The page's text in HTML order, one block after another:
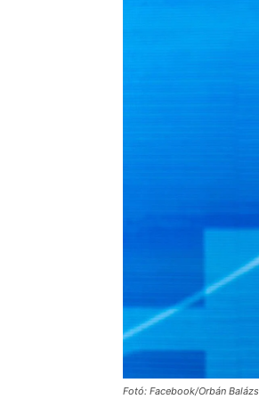
Fotó: Facebook/Orbán Balázs